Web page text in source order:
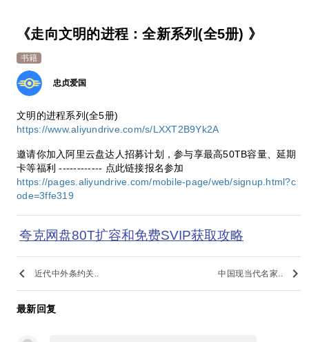
《走向文明的进程：全新系列(全5册) 》
书籍
忠贞爱国
文明的进程系列(全5册)
https://www.aliyundrive.com/s/LXXT2B9Yk2A
邀请你加入阿里云盘达人招募计划，参与享最高50TB容量、延期
卡等福利 ------------ 点此链接报名参加
https://pages.aliyundrive.com/mobile-page/web/signup.html?c
ode=3ffe319
夸克网盘80T扩容和免费SVIP获取攻略
keyboard_arrow_left 近代中外条约关.. 中国现当代名家.. keyboard_arrow_right
最新回复